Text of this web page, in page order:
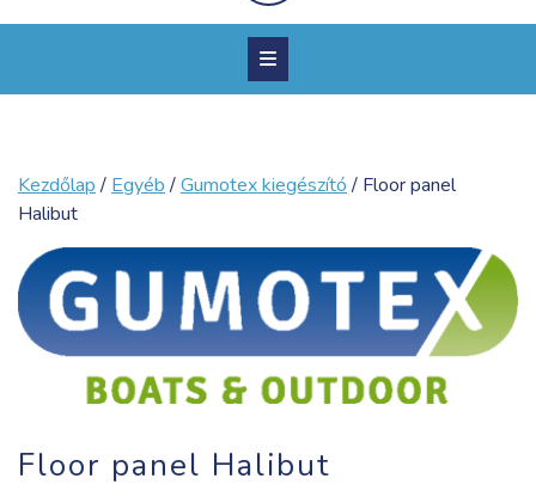
Kezdőlap/ Egyéb/Gumotex kiegészító/ Floor panel
Halibut
Floor panel Halibut